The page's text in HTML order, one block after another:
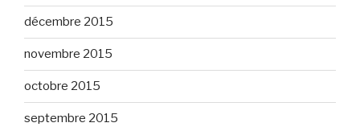
décembre 2015
novembre 2015
octobre 2015
septembre 2015